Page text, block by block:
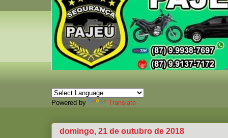
Powered by Translate
domingo, 21 de outubro de 2018